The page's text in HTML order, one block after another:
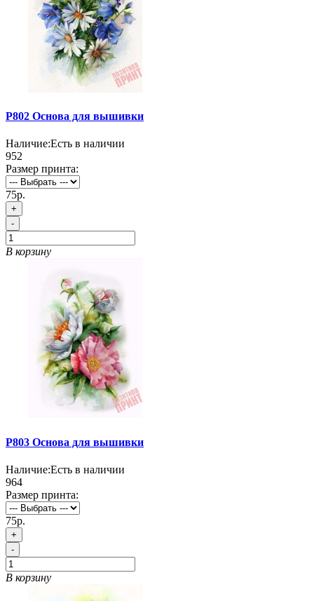
P802 Основа для вышивки
Наличие:Есть в наличии
952
Размер принта:
75р.
+
-
В корзину
P803 Основа для вышивки
Наличие:Есть в наличии
964
Размер принта:
75р.
+
-
В корзину